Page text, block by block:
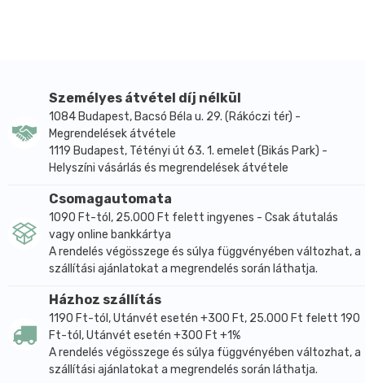
Személyes átvétel díj nélkül
1084 Budapest, Bacsó Béla u. 29. (Rákóczi tér) -
Megrendelések átvétele
1119 Budapest, Tétényi út 63. 1. emelet (Bikás Park) -
Helyszíni vásárlás és megrendelések átvétele
Csomagautomata
1090 Ft-tól, 25.000 Ft felett ingyenes - Csak átutalás
vagy online bankkártya
A rendelés végösszege és súlya függvényében változhat, a
szállítási ajánlatokat a megrendelés során láthatja.
Házhoz szállítás
1190 Ft-tól, Utánvét esetén +300 Ft, 25.000 Ft felett 190
Ft-tól, Utánvét esetén +300 Ft +1%
A rendelés végösszege és súlya függvényében változhat, a
szállítási ajánlatokat a megrendelés során láthatja.